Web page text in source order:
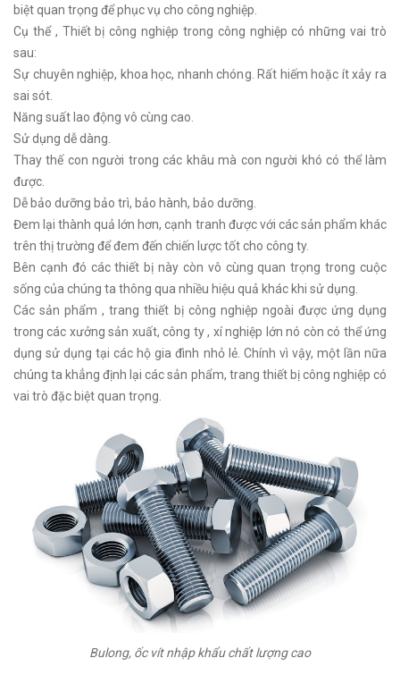
biệt quan trọng để phục vụ cho công nghiệp.
Cụ thể , Thiết bị công nghiệp trong công nghiệp có những vai trò
sau:
Sự chuyên nghiệp, khoa học, nhanh chóng. Rất hiếm hoặc ít xảy ra
sai sót.
Năng suất lao động vô cùng cao.
Sử dụng dễ dàng.
Thay thế con người trong các khâu mà con người khó có thể làm
được.
Dễ bảo dưỡng bảo trì, bảo hành, bảo dưỡng.
Đem lại thành quả lớn hơn, cạnh tranh được với các sản phẩm khác
trên thị trường để đem đến chiến lược tốt cho công ty.
Bên cạnh đó các thiết bị này còn vô cùng quan trọng trong cuộc
sống của chúng ta thông qua nhiều hiệu quả khác khi sử dụng.
Các sản phẩm , trang thiết bị công nghiệp ngoài được ứng dụng
trong các xưởng sản xuất, công ty , xí nghiệp lớn nó còn có thể ứng
dụng sử dụng tại các hộ gia đình nhỏ lẻ. Chính vì vậy, một lần nữa
chúng ta khẳng định lại các sản phẩm, trang thiết bị công nghiệp có
vai trò đặc biệt quan trọng.
Bulong, ốc vít nhập khẩu chất lượng cao